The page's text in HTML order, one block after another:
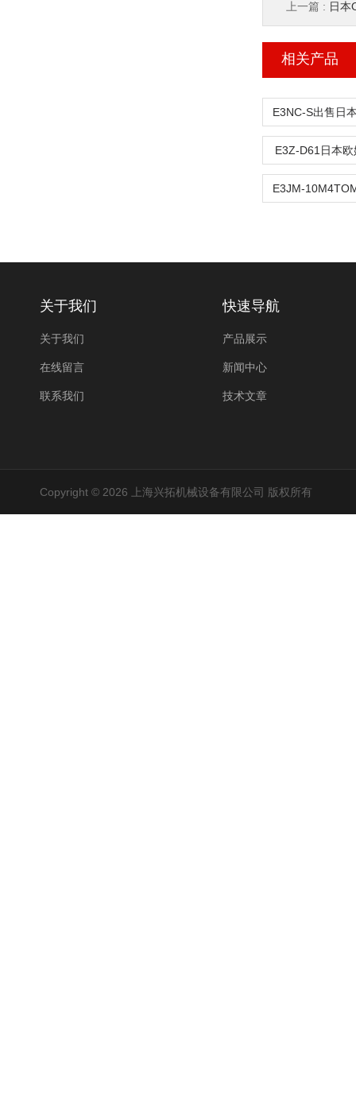
上一篇 : 日本
相关产品
E3Z-D61日本
关于我们
关于我们
在线留言
联系我们
快速导航
产品展示
新闻中心
技术文章
Copyright © 2026 上海兴拓机械设备有限公司 版权所有